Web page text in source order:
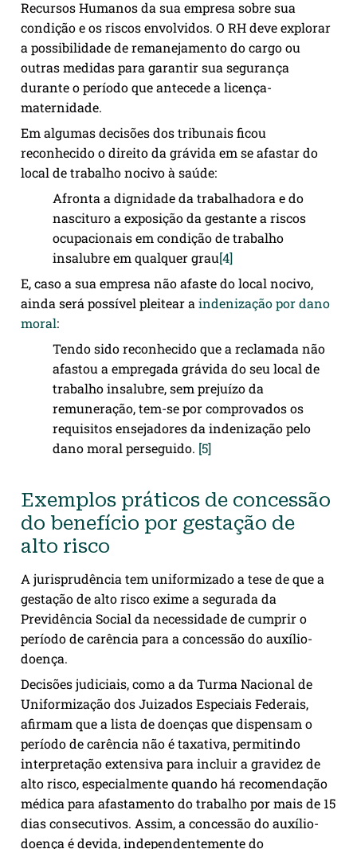
Recursos Humanos da sua empresa sobre sua
condição e os riscos envolvidos. O RH deve explorar
a possibilidade de remanejamento do cargo ou
outras medidas para garantir sua segurança
durante o período que antecede a licença-
maternidade.
Em algumas decisões dos tribunais ficou
reconhecido o direito da grávida em se afastar do
local de trabalho nocivo à saúde:
Afronta a dignidade da trabalhadora e do
nascituro a exposição da gestante a riscos
ocupacionais em condição de trabalho
insalubre em qualquer grau[4]
E, caso a sua empresa não afaste do local nocivo,
ainda será possível pleitear aindenização por dano
moral:
Tendo sido reconhecido que a reclamada não
afastou a empregada grávida do seu local de
trabalho insalubre, sem prejuízo da
remuneração, tem-se por comprovados os
requisitos ensejadores da indenização pelo
dano moral perseguido. [5]
Exemplos práticos de concessão
do benefício por gestação de
alto risco
A jurisprudência tem uniformizado a tese de que a
gestação de alto risco exime a segurada da
Previdência Social da necessidade de cumprir o
período de carência para a concessão do auxílio-
doença.
Decisões judiciais, como a da Turma Nacional de
Uniformização dos Juizados Especiais Federais,
afirmam que a lista de doenças que dispensam o
período de carência não é taxativa, permitindo
interpretação extensiva para incluir a gravidez de
alto risco, especialmente quando há recomendação
médica para afastamento do trabalho por mais de 15
dias consecutivos. Assim, a concessão do auxílio-
doença é devida, independentemente do